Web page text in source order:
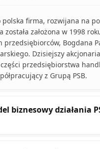
polska firma, rozwijana na
została założona w 1998
przedsiębiorców, Bogdana
Dzisiejszy
przedsiębiorstwa
z Grupą PSB.
biznesowy działania